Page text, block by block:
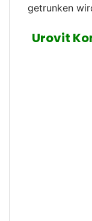
getrunken
Urovit